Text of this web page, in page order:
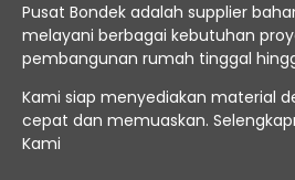
Pusat Bondek adalah supplier
melayani berbagai kebutuhan
pembangunan rumah tinggal
Kami siap menyediakan material
cepat dan memuaskan.
Kami